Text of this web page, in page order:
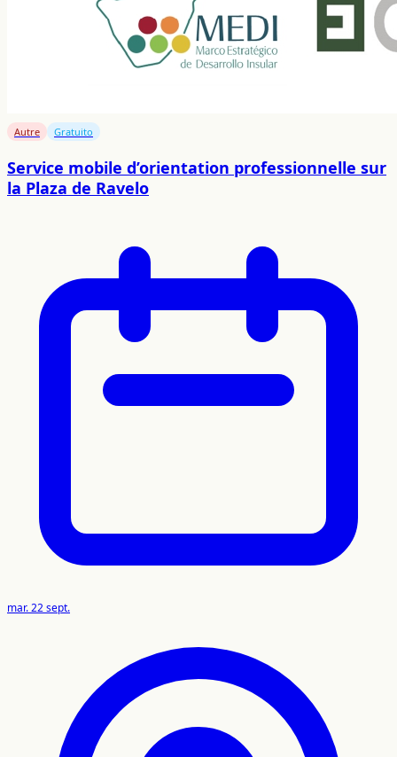
Autre Gratuito
Service mobile d’orientation professionnelle sur
la Plaza de Ravelo
mar. 22 sept.